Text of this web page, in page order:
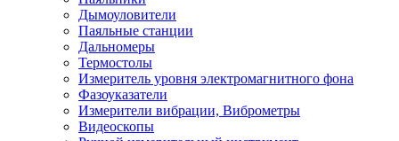
Дымоуловители
Паяльные станции
Дальномеры
Термостолы
Измеритель уровня электромагнитного фона
Фазоуказатели
Измерители вибрации, Виброметры
Видеоскопы